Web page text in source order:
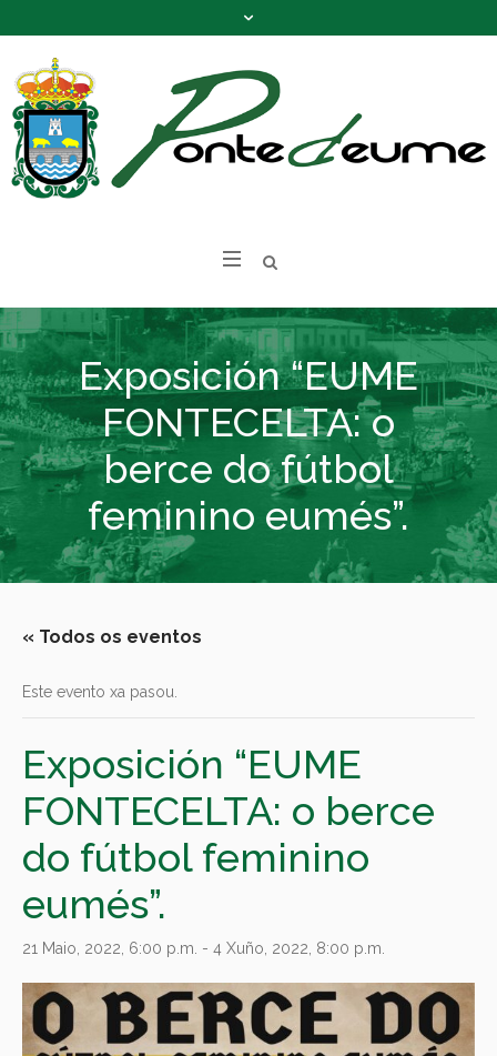
Exposición “EUME
FONTECELTA: o
berce do fútbol
feminino eumés”.
« Todos os eventos
Este evento xa pasou.
Exposición “EUME
FONTECELTA: o berce
do fútbol feminino
eumés”.
21 Maio, 2022, 6:00 p.m. - 4 Xuño, 2022, 8:00 p.m.